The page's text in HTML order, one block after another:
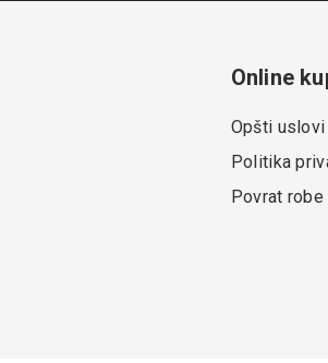
Online
Opšti uslovi
Politika
Povrat robe